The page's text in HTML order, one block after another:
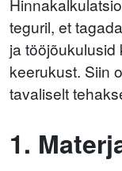
teguril, et
ja tööjõukulusid
keerukust. Siin
tavaliselt
1.